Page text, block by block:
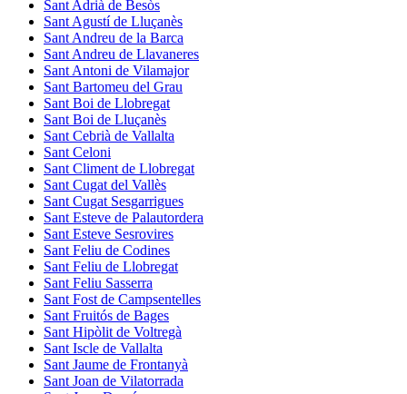
Sant Adrià de Besòs
Sant Agustí de Lluçanès
Sant Andreu de la Barca
Sant Andreu de Llavaneres
Sant Antoni de Vilamajor
Sant Bartomeu del Grau
Sant Boi de Llobregat
Sant Boi de Lluçanès
Sant Cebrià de Vallalta
Sant Celoni
Sant Climent de Llobregat
Sant Cugat del Vallès
Sant Cugat Sesgarrigues
Sant Esteve de Palautordera
Sant Esteve Sesrovires
Sant Feliu de Codines
Sant Feliu de Llobregat
Sant Feliu Sasserra
Sant Fost de Campsentelles
Sant Fruitós de Bages
Sant Hipòlit de Voltregà
Sant Iscle de Vallalta
Sant Jaume de Frontanyà
Sant Joan de Vilatorrada